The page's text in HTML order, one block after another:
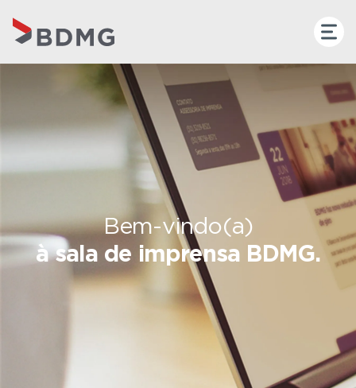
Bem-vindo(a)
à sala de imprensa BDMG.